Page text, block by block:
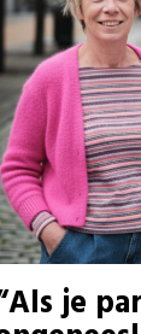
je